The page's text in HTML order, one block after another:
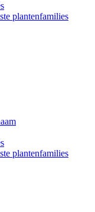
plantenfamilies
plantenfamilies